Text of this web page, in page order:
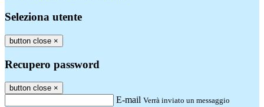
Seleziona utente
button close ×
Recupero password
button close ×
E-mail Verrà inviato un messaggio